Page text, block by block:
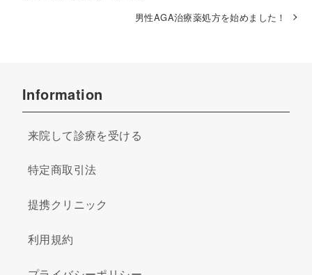
男性AGA治療薬処方を始めました！
Information
来院して診療を受ける
特定商取引法
提携クリニック
利用規約